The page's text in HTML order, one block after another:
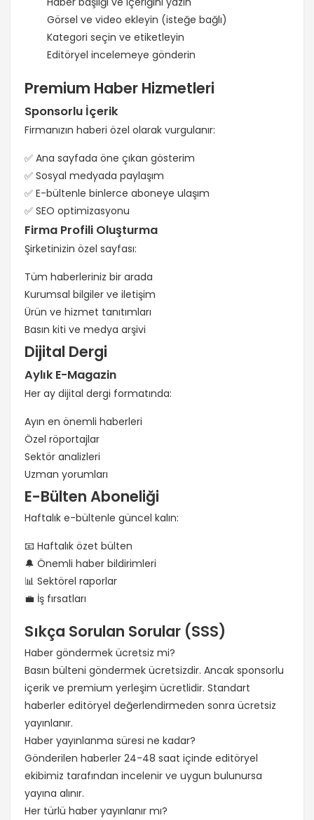
Görsel ve video ekleyin (isteğe bağlı)
Kategori seçin ve etiketleyin
Editöryel incelemeye gönderin
Premium Haber Hizmetleri
Sponsorlu İçerik
Firmanızın haberi özel olarak vurgulanır:
✅ Ana sayfada öne çıkan gösterim
✅ Sosyal medyada paylaşım
✅ E-bültenle binlerce aboneye ulaşım
✅ SEO optimizasyonu
Firma Profili Oluşturma
Şirketinizin özel sayfası:
Tüm haberleriniz bir arada
Kurumsal bilgiler ve iletişim
Ürün ve hizmet tanıtımları
Basın kiti ve medya arşivi
Dijital Dergi
Aylık E-Magazin
Her ay dijital dergi formatında:
Ayın en önemli haberleri
Özel röportajlar
Sektör analizleri
Uzman yorumları
E-Bülten Aboneliği
Haftalık e-bültenle güncel kalın:
📧 Haftalık özet bülten
🔔 Önemli haber bildirimleri
📊 Sektörel raporlar
💼 İş fırsatları
Sıkça Sorulan Sorular (SSS)
Haber göndermek ücretsiz mi?
Basın bülteni göndermek ücretsizdir. Ancak sponsorlu
içerik ve premium yerleşim ücretlidir. Standart
haberler editöryel değerlendirmeden sonra ücretsiz
yayınlanır.
Haber yayınlanma süresi ne kadar?
Gönderilen haberler 24-48 saat içinde editöryel
ekibimiz tarafından incelenir ve uygun bulunursa
yayına alınır.
Her türlü haber yayınlanır mı?